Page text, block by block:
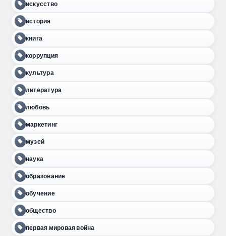
искусство
история
книга
коррупция
культура
литература
любовь
маркетинг
музей
наука
образование
обучение
общество
первая мировая война